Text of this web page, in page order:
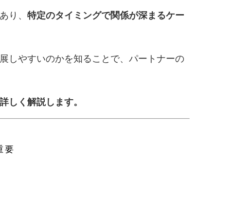
り、 特定のタイミングで関係が深まるケー
しやすいのかを知ることで、パートナーの
しく解説します。
要